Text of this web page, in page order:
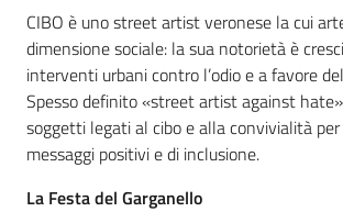
CIBO è uno street artist veronese la cui
dimensione sociale: la sua notorietà è
interventi urbani contro l’odio e a favore
Spesso definito «street artist against
soggetti legati al cibo e alla convivialità
messaggi positivi e di inclusione.
La Festa del Garganello